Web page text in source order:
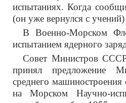
испытаниях. Когда
(он уже вернулся с
В Военно-Морском
испытанием ядерного
Совет Министров СССР
принял предложение
среднего
на Морском Научно-